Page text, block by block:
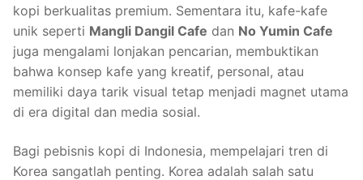
kopi berkualitas premium. Sementara itu, kafe-kafe
unik seperti Mangli Dangil Cafe dan No Yumin Cafe
juga mengalami lonjakan pencarian, membuktikan
bahwa konsep kafe yang kreatif, personal, atau
memiliki daya tarik visual tetap menjadi magnet utama
di era digital dan media sosial.
Bagi pebisnis kopi di Indonesia, mempelajari tren di
Korea sangatlah penting. Korea adalah salah satu